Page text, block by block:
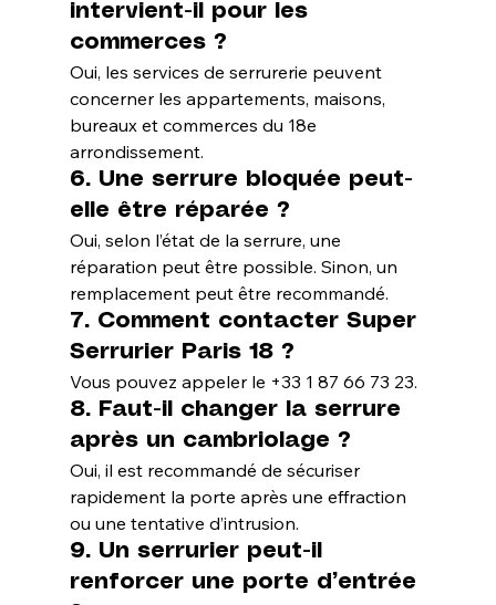
intervient-il pour les
commerces ?
Oui, les services de serrurerie peuvent
concerner les appartements, maisons,
bureaux et commerces du 18e
arrondissement.
6. Une serrure bloquée peut-
elle être réparée ?
Oui, selon l’état de la serrure, une
réparation peut être possible. Sinon, un
remplacement peut être recommandé.
7. Comment contacter Super
Serrurier Paris 18 ?
Vous pouvez appeler le +33 1 87 66 73 23.
8. Faut-il changer la serrure
après un cambriolage ?
Oui, il est recommandé de sécuriser
rapidement la porte après une effraction
ou une tentative d’intrusion.
9. Un serrurier peut-il
renforcer une porte d’entrée